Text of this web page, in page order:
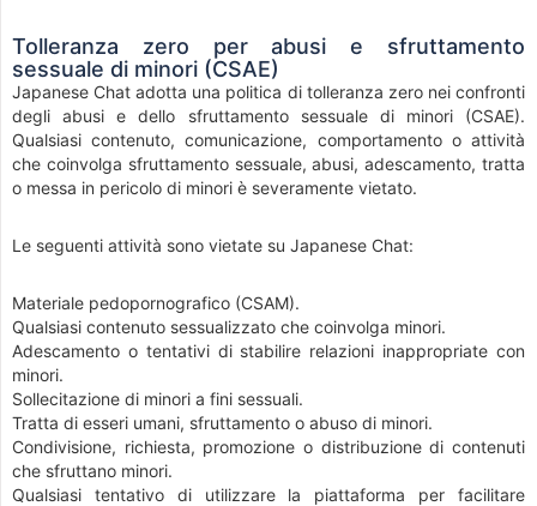
Tolleranza zero per abusi e sfruttamento
sessuale di minori (CSAE)
Japanese Chat adotta una politica di tolleranza zero nei confronti
degli abusi e dello sfruttamento sessuale di minori (CSAE).
Qualsiasi contenuto, comunicazione, comportamento o attività
che coinvolga sfruttamento sessuale, abusi, adescamento, tratta
o messa in pericolo di minori è severamente vietato.
Le seguenti attività sono vietate su Japanese Chat:
Materiale pedopornografico (CSAM).
Qualsiasi contenuto sessualizzato che coinvolga minori.
Adescamento o tentativi di stabilire relazioni inappropriate con
minori.
Sollecitazione di minori a fini sessuali.
Tratta di esseri umani, sfruttamento o abuso di minori.
Condivisione, richiesta, promozione o distribuzione di contenuti
che sfruttano minori.
Qualsiasi tentativo di utilizzare la piattaforma per facilitare